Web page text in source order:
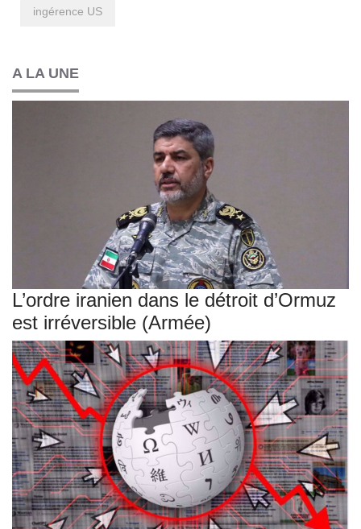
ingérence US
A LA UNE
L’ordre iranien dans le détroit d’Ormuz
est irréversible (Armée)